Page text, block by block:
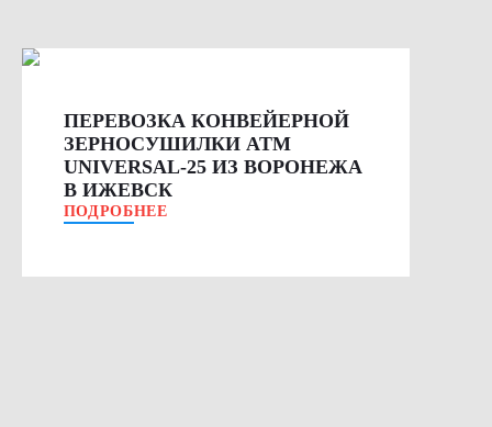
ПЕРЕВОЗКА КОНВЕЙЕРНОЙ
ЗЕРНОСУШИЛКИ ATM
UNIVERSAL-25 ИЗ ВОРОНЕЖА
В ИЖЕВСК
ПОДРОБНЕЕ